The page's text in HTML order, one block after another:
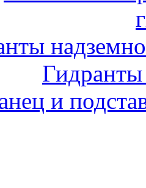
и